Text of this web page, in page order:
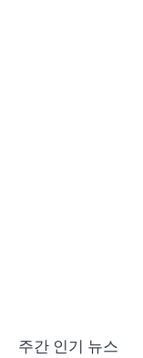
주간 인기 뉴스